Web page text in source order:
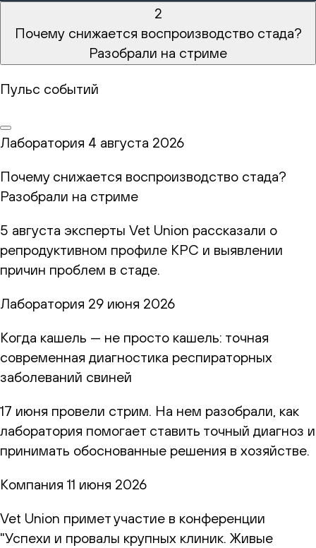
2
Почему снижается воспроизводство стада?
Разобрали на стриме
Пульс событий
Лаборатория 4 августа 2026
Почему снижается воспроизводство стада?
Разобрали на стриме
5 августа эксперты Vet Union рассказали о
репродуктивном профиле КРС и выявлении
причин проблем в стаде.
Лаборатория 29 июня 2026
Когда кашель — не просто кашель: точная
современная диагностика респираторных
заболеваний свиней
17 июня провели стрим. На нем разобрали, как
лаборатория помогает ставить точный диагноз и
принимать обоснованные решения в хозяйстве.
Компания 11 июня 2026
Vet Union примет участие в конференции
"Успехи и провалы крупных клиник. Живые